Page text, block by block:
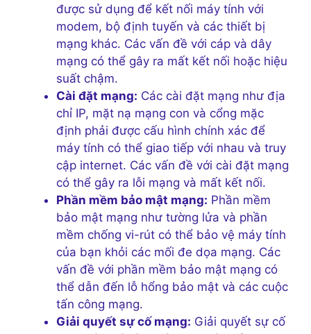
được sử dụng để kết nối máy tính với
modem, bộ định tuyến và các thiết bị
mạng khác. Các vấn đề với cáp và dây
mạng có thể gây ra mất kết nối hoặc hiệu
suất chậm.
Cài đặt mạng: Các cài đặt mạng như địa
chỉ IP, mặt nạ mạng con và cổng mặc
định phải được cấu hình chính xác để
máy tính có thể giao tiếp với nhau và truy
cập internet. Các vấn đề với cài đặt mạng
có thể gây ra lỗi mạng và mất kết nối.
Phần mềm bảo mật mạng: Phần mềm
bảo mật mạng như tường lửa và phần
mềm chống vi-rút có thể bảo vệ máy tính
của bạn khỏi các mối đe dọa mạng. Các
vấn đề với phần mềm bảo mật mạng có
thể dẫn đến lỗ hổng bảo mật và các cuộc
tấn công mạng.
Giải quyết sự cố mạng: Giải quyết sự cố